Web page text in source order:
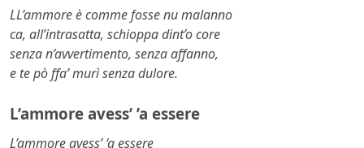
LL’ammore è comme fosse nu malanno
ca, all’intrasatta, schioppa dint’o core
senza n’avvertimento, senza affanno,
e te pò ffa’ murì senza dulore.
L’ammore avess’ ’a essere
L’ammore avess’ ‘a essere